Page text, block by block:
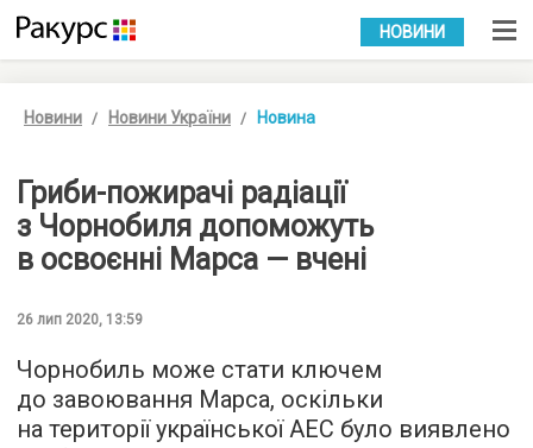
УКР РУС
НОВИНИ
Новини Новини України Новина
Гриби-пожирачі радіації
з Чорнобиля допоможуть
в освоєнні Марса — вчені
26 лип 2020, 13:59
Чорнобиль може стати ключем
до завоювання Марса, оскільки
на території української АЕС було виявлено